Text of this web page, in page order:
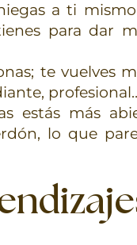
a ti
para dar
te vuelves
estás más
lo que